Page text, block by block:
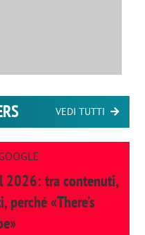
VEDI TUTTI
2026: tra contenuti,
«There’s